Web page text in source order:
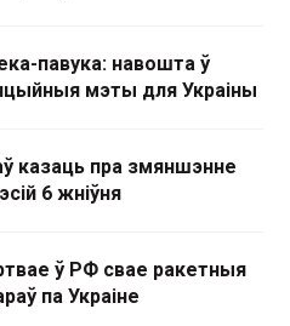
павука: навошта ў
мэты для Украіны
казаць пра змяншэнне
6 жніўня
ў РФ свае ракетныя
па Украіне